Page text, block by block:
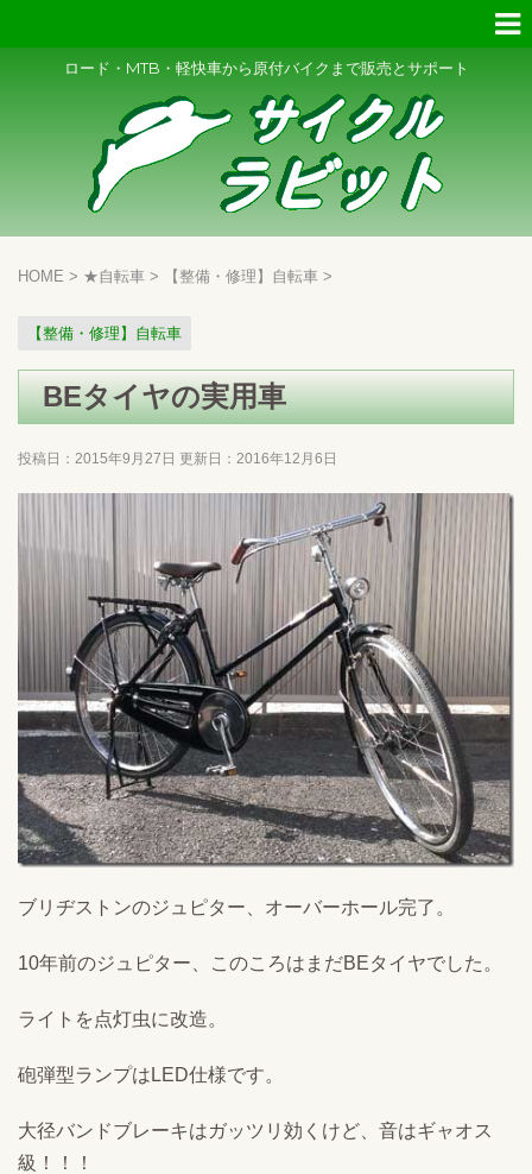
ロード・MTB・軽快車から原付バイクまで販売とサポート
HOME > ★自転車 > 【整備・修理】自転車 >
【整備・修理】自転車
BEタイヤの実用車
投稿日：2015年9月27日 更新日： 2016年12月6日
ブリヂストンのジュピター、オーバーホール完了。
10年前のジュピター、このころはまだBEタイヤでした。
ライトを点灯虫に改造。
砲弾型ランプはLED仕様です。
大径バンドブレーキはガッツリ効くけど、音はギャオス
級！！！